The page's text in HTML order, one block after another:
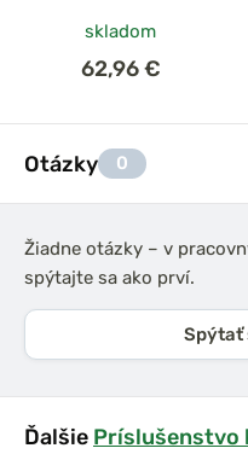
skladom
62,96 €
Otázky 0
Žiadne otázky – v
spýtajte sa ako prví.
Spýtať
Ďalšie Príslušenstvo